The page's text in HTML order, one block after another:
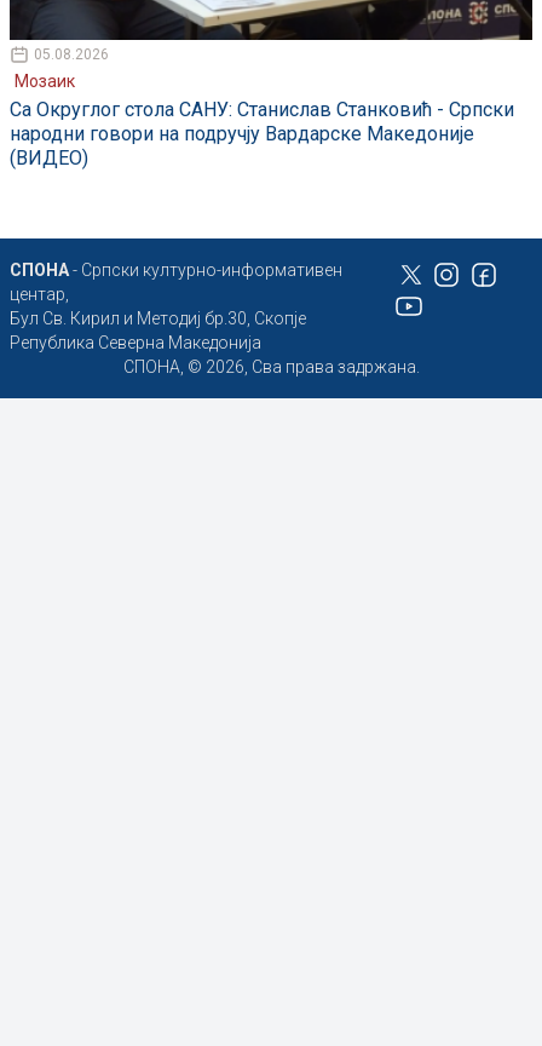
05.08.2026
Мозаик
Са Округлог стола САНУ: Станислав Станковић - Српски
народни говори на подручју Вардарске Македоније
(ВИДЕО)
СПОНА- Српски културно-информативен
центар,
Бул Св. Кирил и Методиј бр.30, Скопје
Република Северна Македонија
СПОНА, © 2026, Сва права задржана.